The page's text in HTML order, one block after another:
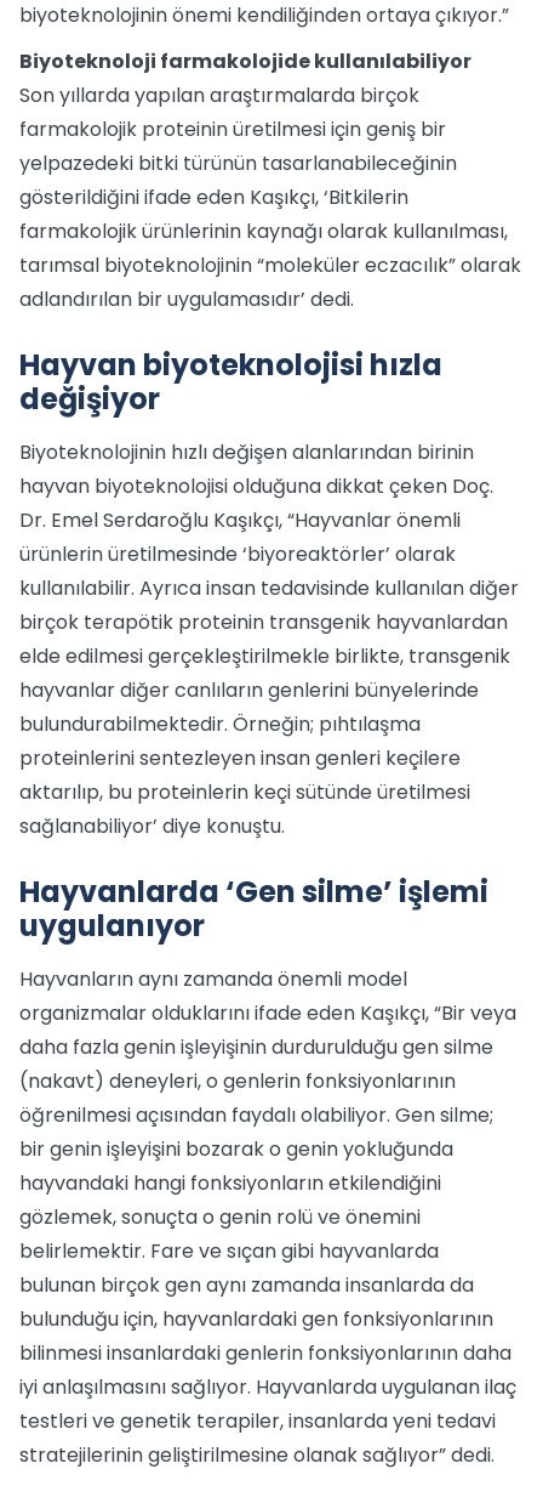
biyoteknolojinin önemi kendiliğinden ortaya çıkıyor.”
Biyoteknoloji farmakolojide kullanılabiliyor
Son yıllarda yapılan araştırmalarda birçok
farmakolojik proteinin üretilmesi için geniş bir
yelpazedeki bitki türünün tasarlanabileceğinin
gösterildiğini ifade eden Kaşıkçı, ‘Bitkilerin
farmakolojik ürünlerinin kaynağı olarak kullanılması,
tarımsal biyoteknolojinin “moleküler eczacılık” olarak
adlandırılan bir uygulamasıdır’ dedi.
Hayvan biyoteknolojisi hızla
değişiyor
Biyoteknolojinin hızlı değişen alanlarından birinin
hayvan biyoteknolojisi olduğuna dikkat çeken Doç.
Dr. Emel Serdaroğlu Kaşıkçı, “Hayvanlar önemli
ürünlerin üretilmesinde ‘biyoreaktörler’ olarak
kullanılabilir. Ayrıca insan tedavisinde kullanılan diğer
birçok terapötik proteinin transgenik hayvanlardan
elde edilmesi gerçekleştirilmekle birlikte, transgenik
hayvanlar diğer canlıların genlerini bünyelerinde
bulundurabilmektedir. Örneğin; pıhtılaşma
proteinlerini sentezleyen insan genleri keçilere
aktarılıp, bu proteinlerin keçi sütünde üretilmesi
sağlanabiliyor’ diye konuştu.
Hayvanlarda ‘Gen silme’ işlemi
uygulanıyor
Hayvanların aynı zamanda önemli model
organizmalar olduklarını ifade eden Kaşıkçı, “Bir veya
daha fazla genin işleyişinin durdurulduğu gen silme
(nakavt) deneyleri, o genlerin fonksiyonlarının
öğrenilmesi açısından faydalı olabiliyor. Gen silme;
bir genin işleyişini bozarak o genin yokluğunda
hayvandaki hangi fonksiyonların etkilendiğini
gözlemek, sonuçta o genin rolü ve önemini
belirlemektir. Fare ve sıçan gibi hayvanlarda
bulunan birçok gen aynı zamanda insanlarda da
bulunduğu için, hayvanlardaki gen fonksiyonlarının
bilinmesi insanlardaki genlerin fonksiyonlarının daha
iyi anlaşılmasını sağlıyor. Hayvanlarda uygulanan ilaç
testleri ve genetik terapiler, insanlarda yeni tedavi
stratejilerinin geliştirilmesine olanak sağlıyor” dedi.